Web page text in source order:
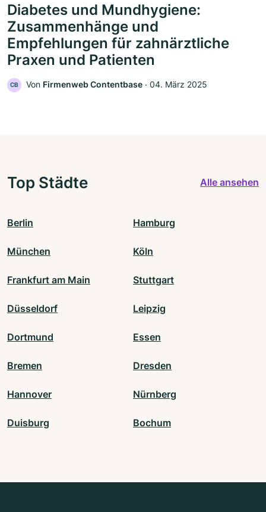
Diabetes und Mundhygiene:
Zusammenhänge und
Empfehlungen für zahnärztliche
Praxen und Patienten
CB Von Firmenweb Contentbase ‧ 04. März 2025
Top Städte Alle ansehen
Berlin Hamburg
München Köln
Frankfurt am Main Stuttgart
Düsseldorf Leipzig
Dortmund Essen
Bremen Dresden
Hannover Nürnberg
Duisburg Bochum